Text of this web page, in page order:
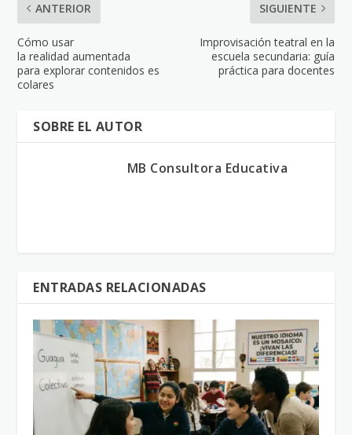
ANTERIOR
Cómo usar
la realidad aumentada
para explorar contenidos es
colares
SIGUIENTE
Improvisación teatral en la
escuela secundaria: guía
práctica para docentes
SOBRE EL AUTOR
MB Consultora Educativa
ENTRADAS RELACIONADAS